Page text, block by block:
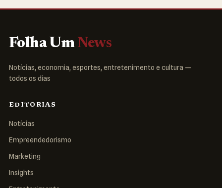
Folha Um News
Notícias, economia, esportes, entretenimento e cultura —
todos os dias
EDITORIAS
Notícias
Empreendedorismo
Marketing
Insights